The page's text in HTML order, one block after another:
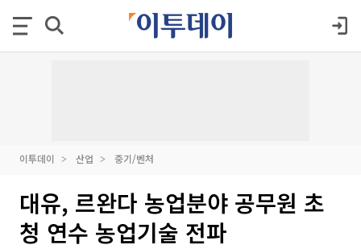
이투데이 산업 중기/벤처
대유, 르완다 농업분야 공무원 초
청 연수 농업기술 전파